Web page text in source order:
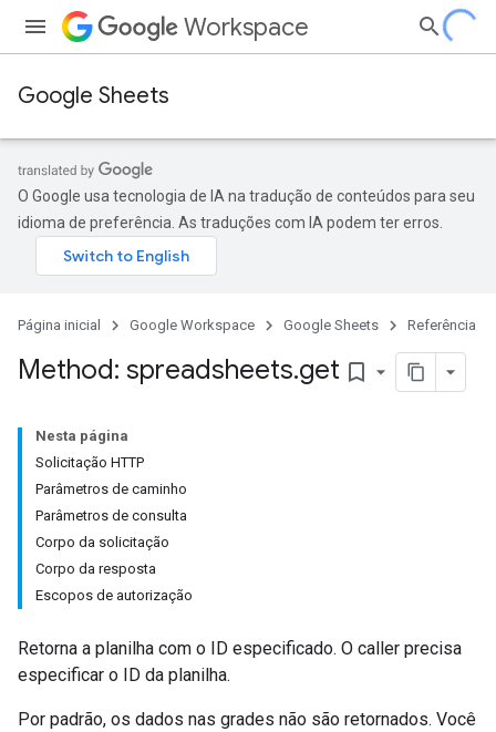
Workspace
Google Sheets
O Google usa tecnologia de IA na tradução de conteúdos para seu
idioma de preferência. As traduções com IA podem ter erros.
Página inicial Google Workspace Google Sheets Referência
Method: spreadsheets.get bookmark_border
Nesta página
Solicitação HTTP
Parâmetros de caminho
Parâmetros de consulta
Corpo da solicitação
Corpo da resposta
Escopos de autorização
Retorna a planilha com o ID especificado. O caller precisa
especificar o ID da planilha.
Por padrão, os dados nas grades não são retornados. Você